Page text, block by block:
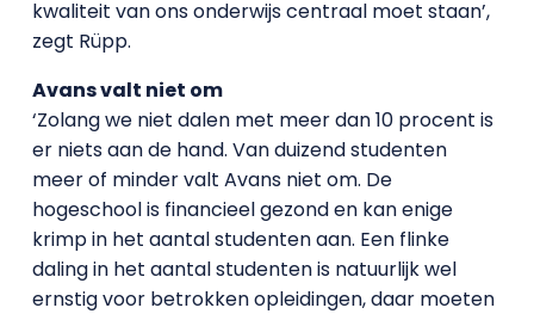
kwaliteit van ons onderwijs centraal moet staan’,
zegt Rüpp.
Avans valt niet om
‘Zolang we niet dalen met meer dan 10 procent is
er niets aan de hand. Van duizend studenten
meer of minder valt Avans niet om. De
hogeschool is financieel gezond en kan enige
krimp in het aantal studenten aan. Een flinke
daling in het aantal studenten is natuurlijk wel
ernstig voor betrokken opleidingen, daar moeten